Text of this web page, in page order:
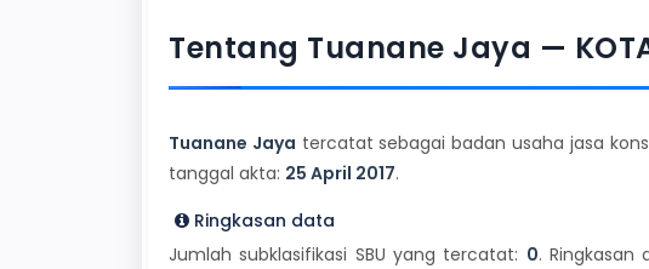
Tentang Tuanane Jaya — KOTA
Tuanane Jaya tercatat sebagai badan usaha jasa
tanggal akta: 25 April 2017.
Ringkasan data
Jumlah subklasifikasi SBU yang tercatat: 0.